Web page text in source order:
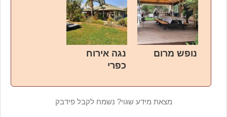
נופש מרום
נגה אירוח
כפרי
מצאת מידע שגוי? נשמח לקבל פידבק